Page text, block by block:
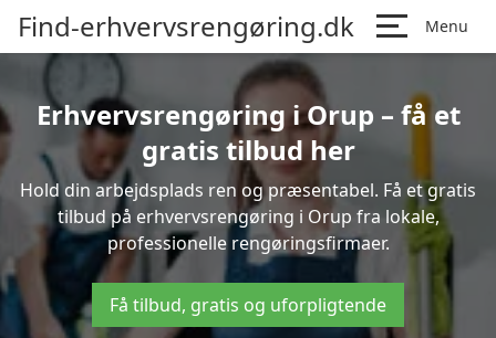
Find-erhvervsrengøring.dk Menu
Erhvervsrengøring i Orup – få et
gratis tilbud her
Hold din arbejdsplads ren og præsentabel. Få et gratis
tilbud på erhvervsrengøring i Orup fra lokale,
professionelle rengøringsfirmaer.
Få tilbud, gratis og uforpligtende